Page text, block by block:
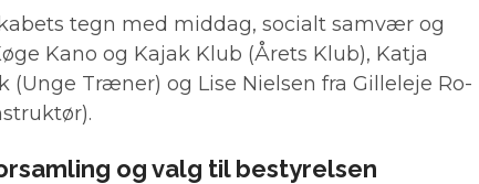
tegn med middag, socialt samvær og
Kano og Kajak Klub (Årets Klub), Katja
(Unge Træner) og Lise Nielsen fra Gilleleje Ro-
og valg til bestyrelsen